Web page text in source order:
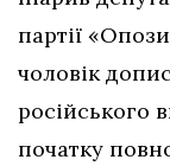
партії
чоловік
російського
початку